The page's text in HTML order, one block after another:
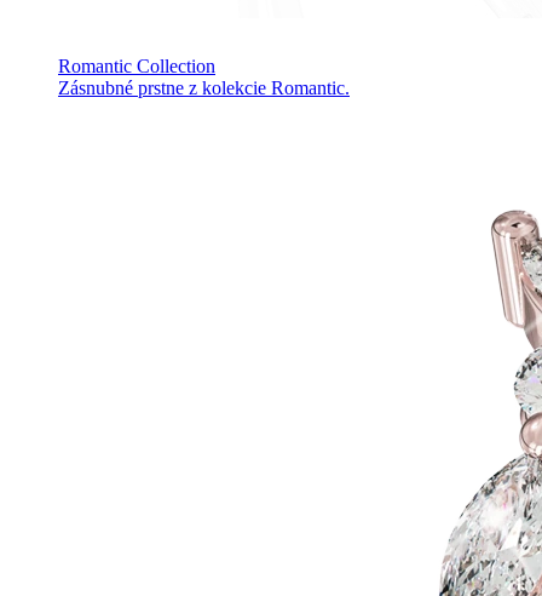
Romantic Collection
Zásnubné prstne z kolekcie Romantic.